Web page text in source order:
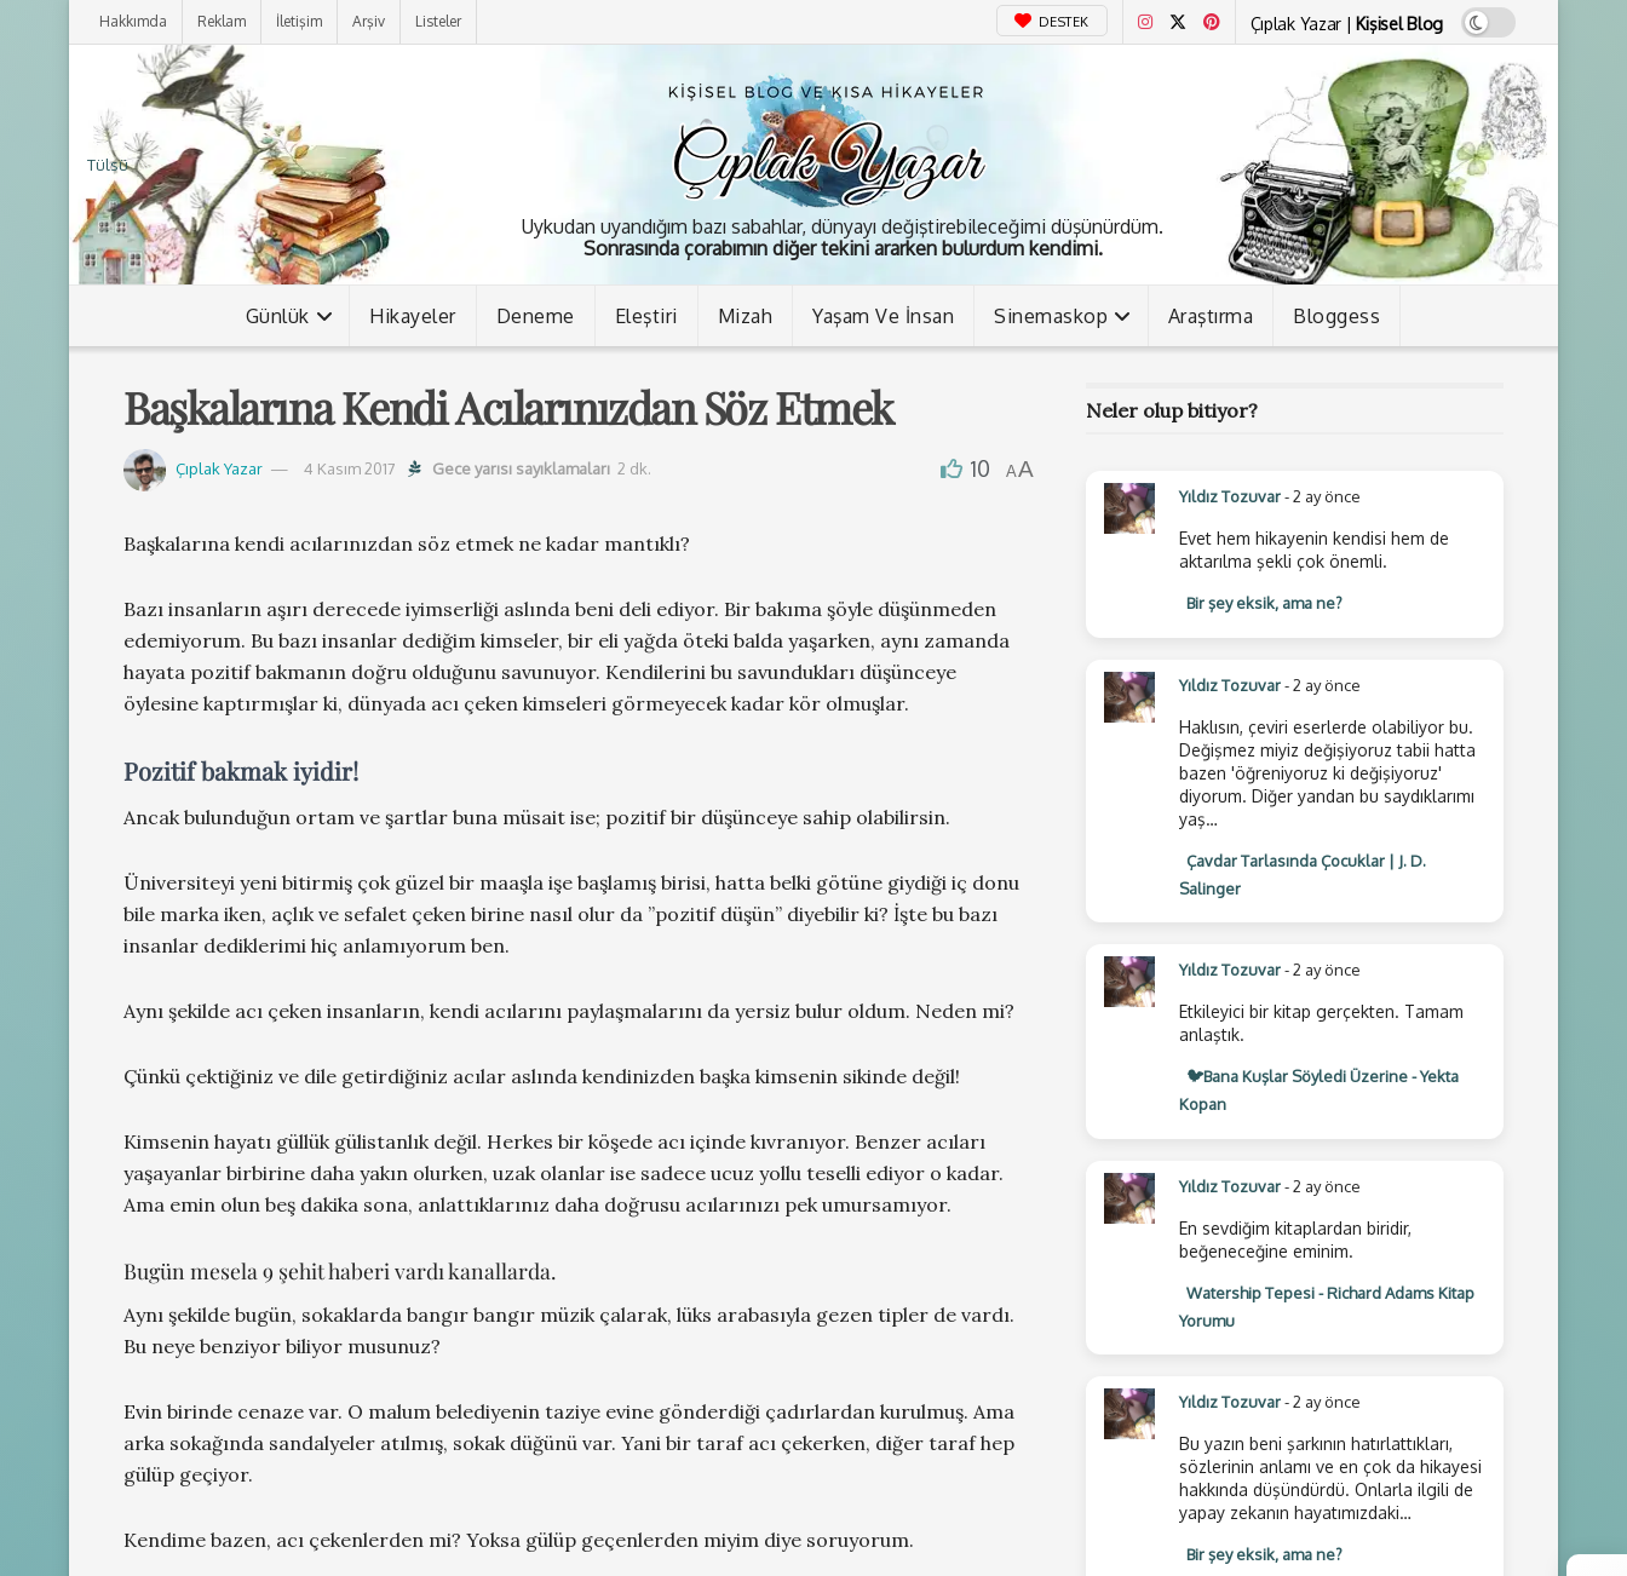
Hakkımda Reklam İletişim Arşiv Listeler DESTEK Çıplak Yazar | Kişisel Blog
Tülsü
Uykudan uyandığım bazı sabahlar, dünyayı değiştirebileceğimi düşünürdüm.
Sonrasında çorabımın diğer tekini ararken bulurdum kendimi.
Günlük Hikayeler Deneme Eleştiri Mizah Yaşam Ve İnsan Sinemaskop Araştırma Bloggess
Başkalarına Kendi Acılarınızdan Söz Etmek
Çıplak Yazar 4 Kasım 2017 Gece yarısı sayıklamaları 2 dk. 10 AA
Başkalarına kendi acılarınızdan söz etmek ne kadar mantıklı?
Bazı insanların aşırı derecede iyimserliği aslında beni deli ediyor. Bir bakıma şöyle düşünmeden
edemiyorum. Bu bazı insanlar dediğim kimseler, bir eli yağda öteki balda yaşarken, aynı zamanda
hayata pozitif bakmanın doğru olduğunu savunuyor. Kendilerini bu savundukları düşünceye
öylesine kaptırmışlar ki, dünyada acı çeken kimseleri görmeyecek kadar kör olmuşlar.
Pozitif bakmak iyidir!
Ancak bulunduğun ortam ve şartlar buna müsait ise; pozitif bir düşünceye sahip olabilirsin.
Üniversiteyi yeni bitirmiş çok güzel bir maaşla işe başlamış birisi, hatta belki götüne giydiği iç donu
bile marka iken, açlık ve sefalet çeken birine nasıl olur da ”pozitif düşün” diyebilir ki? İşte bu bazı
insanlar dediklerimi hiç anlamıyorum ben.
Aynı şekilde acı çeken insanların, kendi acılarını paylaşmalarını da yersiz bulur oldum. Neden mi?
Çünkü çektiğiniz ve dile getirdiğiniz acılar aslında kendinizden başka kimsenin sikinde değil!
Kimsenin hayatı güllük gülistanlık değil. Herkes bir köşede acı içinde kıvranıyor. Benzer acıları
yaşayanlar birbirine daha yakın olurken, uzak olanlar ise sadece ucuz yollu teselli ediyor o kadar.
Ama emin olun beş dakika sona, anlattıklarınız daha doğrusu acılarınızı pek umursamıyor.
Bugün mesela 9 şehit haberi vardı kanallarda.
Aynı şekilde bugün, sokaklarda bangır bangır müzik çalarak, lüks arabasıyla gezen tipler de vardı.
Bu neye benziyor biliyor musunuz?
Evin birinde cenaze var. O malum belediyenin taziye evine gönderdiği çadırlardan kurulmuş. Ama
arka sokağında sandalyeler atılmış, sokak düğünü var. Yani bir taraf acı çekerken, diğer taraf hep
gülüp geçiyor.
Kendime bazen, acı çekenlerden mi? Yoksa gülüp geçenlerden miyim diye soruyorum.
Neler olup bitiyor?
Yıldız Tozuvar- 2 ay önce
Evet hem hikayenin kendisi hem de
aktarılma şekli çok önemli.
Bir şey eksik, ama ne?
Yıldız Tozuvar- 2 ay önce
Haklısın, çeviri eserlerde olabiliyor bu.
Değişmez miyiz değişiyoruz tabii hatta
bazen 'öğreniyoruz ki değişiyoruz'
diyorum. Diğer yandan bu saydıklarımı
yaş…
Çavdar Tarlasında Çocuklar | J. D.
Salinger
Yıldız Tozuvar- 2 ay önce
Etkileyici bir kitap gerçekten. Tamam
anlaştık.
🐦Bana Kuşlar Söyledi Üzerine - Yekta
Kopan
Yıldız Tozuvar- 2 ay önce
En sevdiğim kitaplardan biridir,
beğeneceğine eminim.
Watership Tepesi - Richard Adams Kitap
Yorumu
Yıldız Tozuvar- 2 ay önce
Bu yazın beni şarkının hatırlattıkları,
sözlerinin anlamı ve en çok da hikayesi
hakkında düşündürdü. Onlarla ilgili de
yapay zekanın hayatımızdaki…
Bir şey eksik, ama ne?